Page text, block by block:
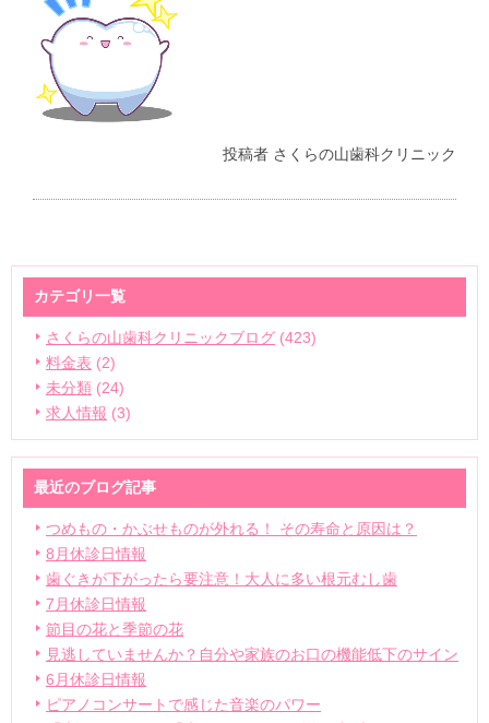
投稿者 さくらの山歯科クリニック
カテゴリ一覧
さくらの山歯科クリニックブログ (423)
料金表 (2)
未分類 (24)
求人情報 (3)
最近のブログ記事
つめもの・かぶせものが外れる！ その寿命と原因は？
8月休診日情報
歯ぐきが下がったら要注意！大人に多い根元むし歯
7月休診日情報
節目の花と季節の花
見逃していませんか？自分や家族のお口の機能低下のサイン
6月休診日情報
ピアノコンサートで感じた音楽のパワー